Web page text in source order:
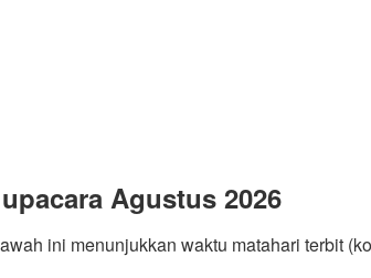
Agustus 2026
ini menunjukkan waktu matahari terbit